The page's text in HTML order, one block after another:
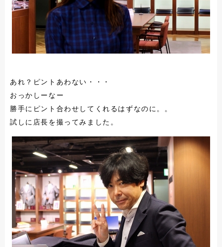
あれ？ピントあわない・・・
おっかしーなー
勝手にピント合わせしてくれるはずなのに。。
試しに店長を撮ってみました。